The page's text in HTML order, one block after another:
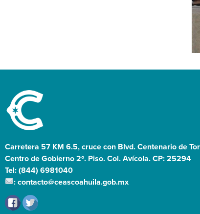
Carretera 57 KM 6.5, cruce con Blvd. Centenario de
Centro de Gobierno 2º. Piso. Col. Avícola. CP: 25294
Tel: (844) 6981040
: contacto@ceascoahuila.gob.mx